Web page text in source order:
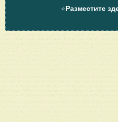
⭐Разместите